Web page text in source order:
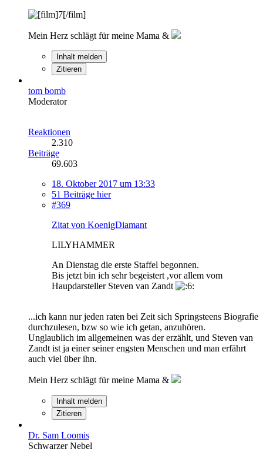
Mein Herz schlägt für meine Mama &
Inhalt melden
Zitieren
tom bomb
Moderator
Reaktionen
2.310
Beiträge
69.603
18. Oktober 2017 um 13:33
51 Beiträge hier
#369
Zitat von KoenigDiamant
LILYHAMMER
An Dienstag die erste Staffel begonnen.
Bis jetzt bin ich sehr begeistert ,vor allem vom
Haupdarsteller Steven van Zandt
...ich kann nur jeden raten bei Zeit sich Springsteens Biografie
durchzulesen, bzw so wie ich getan, anzuhören.
Unglaublich im allgemeinen was der erzählt, und Steven van
Zandt ist ja einer seiner engsten Menschen und man erfährt
auch viel über ihn.
Mein Herz schlägt für meine Mama &
Inhalt melden
Zitieren
Dr. Sam Loomis
Schwarzer Nebel